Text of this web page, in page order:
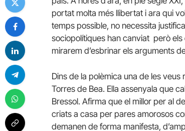
portat molta més llibertat i ara qui
temps possible, no necessita
sociopolítiques han canviat però
mirarem d’esbrinar els arguments
Dins de la polèmica una de les
Torres de Bea. Ella assenyala que
Bressol. Afirma que el millor per al
criats a casa per pares amorosos
demanen de forma manifesta,